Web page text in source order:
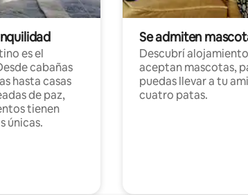
es el
cabañas
hasta casas
de paz,
tienen
únicas.
Se admiten
Descubrí
aceptan mascotas,
puedas llevar a tu
cuatro patas.